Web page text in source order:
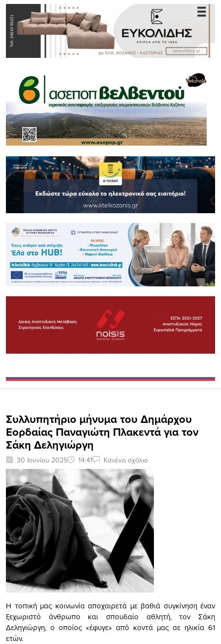
Συλλυπητήριο μήνυμα του Δημάρχου
Εορδαίας Παναγιώτη Πλακεντά για τον
Σάκη Δεληγιώργη
30 Ιουνίου 2025 14:41 Κανένα σχόλιο
Η τοπική μας κοινωνία αποχαιρετά με βαθιά συγκίνηση έναν
ξεχωριστό άνθρωπο και σπουδαίο αθλητή, τον Σάκη
Δεληγιώργη, ο οποίος «έφυγε» από κοντά μας σε ηλικία 61
ετών.